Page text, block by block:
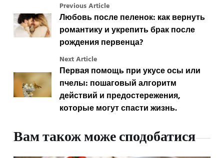
Previous Article
Любовь после пеленок: как вернуть
романтику и укрепить брак после
рождения первенца?
Next Article
Первая помощь при укусе осы или
пчелы: пошаговый алгоритм
действий и предостережения,
которые могут спасти жизнь.
Вам також може сподобатися